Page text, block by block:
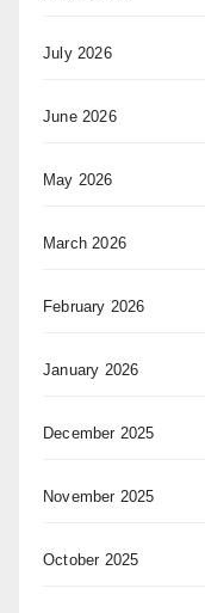
July 2026
June 2026
May 2026
March 2026
February 2026
January 2026
December 2025
November 2025
October 2025